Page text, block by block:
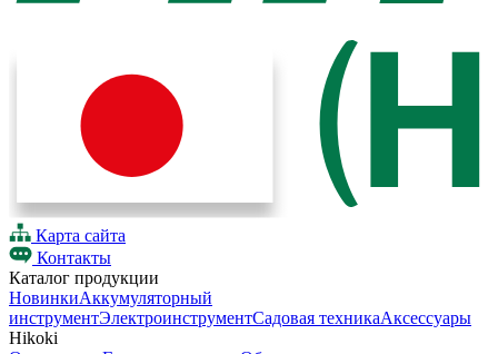
Карта сайта
Контакты
Каталог продукции
НовинкиАккумуляторный
инструментЭлектроинструментСадовая техникаАксессуары
Hikoki